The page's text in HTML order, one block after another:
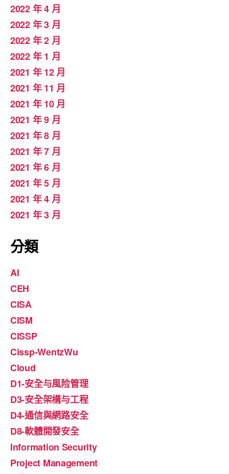
2022 年 4 月
2022 年 3 月
2022 年 2 月
2022 年 1 月
2021 年 12 月
2021 年 11 月
2021 年 10 月
2021 年 9 月
2021 年 8 月
2021 年 7 月
2021 年 6 月
2021 年 5 月
2021 年 4 月
2021 年 3 月
分類
AI
CEH
CISA
CISM
CISSP
Cissp-WentzWu
Cloud
D1-安全与風险管理
D3-安全架構与工程
D4-通信與網路安全
D8-軟體開發安全
Information Security
Project Management